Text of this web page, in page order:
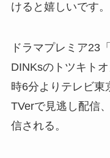
けると嬉しいです。
ドラマプレミア23
DINKsのトツキト
時6分よりテレビ東
TVerで見逃し配信
信される。